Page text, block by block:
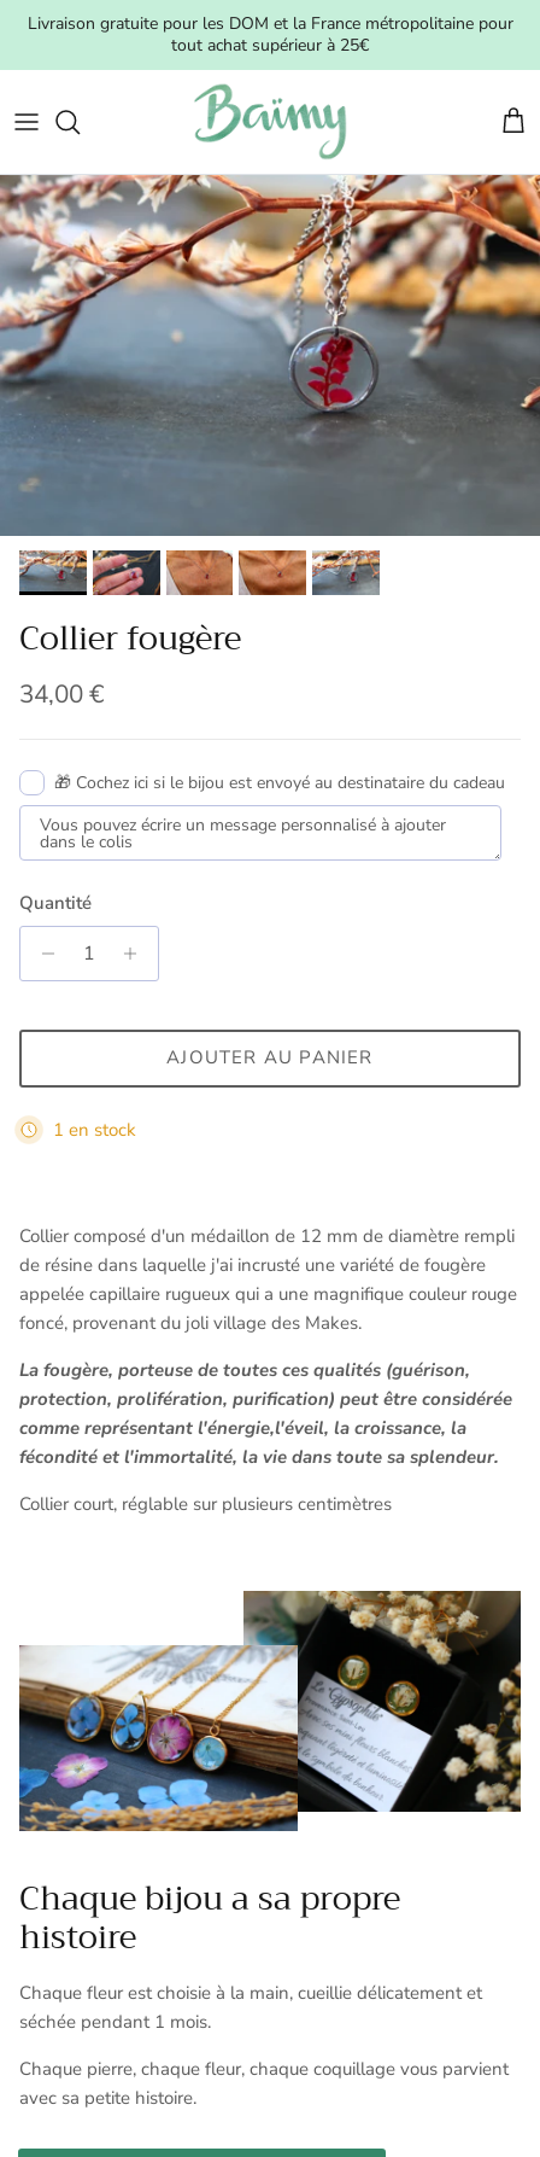
Aller au contenu
Livraison gratuite pour les DOM et la France métropolitaine pour
tout achat supérieur à 25€
Passer aux informations produits
Collier fougère
Prix habituel
34,00 €
🎁 Cochez ici si le bijou est envoyé au destinataire du cadeau
Quantité
AJOUTER AU PANIER
1 en stock
Collier composé d'un médaillon de 12 mm de diamètre rempli
de résine dans laquelle j'ai incrusté une variété de fougère
appelée capillaire rugueux qui a une magnifique couleur rouge
foncé, provenant du joli village des Makes.
La fougère, porteuse de toutes ces qualités (guérison,
protection, prolifération, purification) peut être considérée
comme représentant l'énergie,l'éveil, la croissance, la
fécondité et l'immortalité, la vie dans toute sa splendeur.
Collier court, réglable sur plusieurs centimètres
Chaque bijou a sa propre
histoire
Chaque fleur est choisie à la main, cueillie délicatement et
séchée pendant 1 mois.
Chaque pierre, chaque fleur, chaque coquillage vous parvient
avec sa petite histoire.